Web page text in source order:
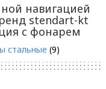
навигацией
stendart-kt
с фонарем
стальные (9)